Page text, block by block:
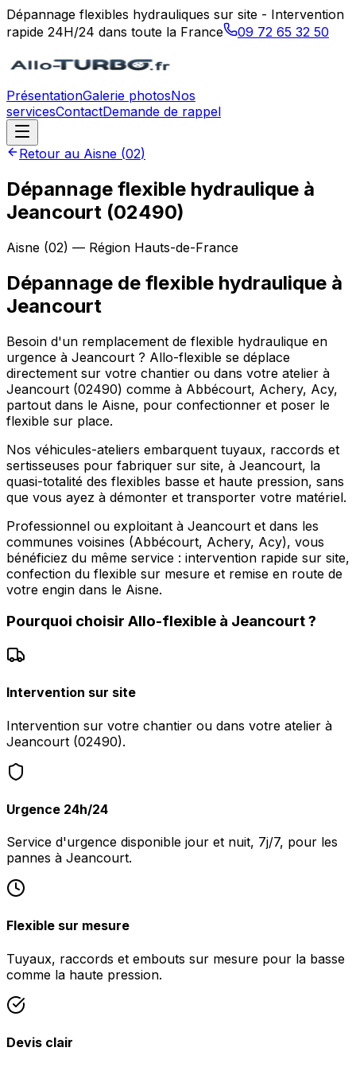
Dépannage flexibles hydrauliques sur site - Intervention
rapide 24H/24 dans toute la France
09 72 65 32 50
PrésentationGalerie photosNos
servicesContactDemande de rappel
Retour au Aisne (02)
Dépannage flexible hydraulique à
Jeancourt (02490)
Aisne (02) — Région Hauts-de-France
Dépannage de flexible hydraulique à
Jeancourt
Besoin d'un remplacement de flexible hydraulique en
urgence à Jeancourt ? Allo-flexible se déplace
directement sur votre chantier ou dans votre atelier à
Jeancourt (02490) comme à Abbécourt, Achery, Acy,
partout dans le Aisne, pour confectionner et poser le
flexible sur place.
Nos véhicules-ateliers embarquent tuyaux, raccords et
sertisseuses pour fabriquer sur site, à Jeancourt, la
quasi-totalité des flexibles basse et haute pression, sans
que vous ayez à démonter et transporter votre matériel.
Professionnel ou exploitant à Jeancourt et dans les
communes voisines (Abbécourt, Achery, Acy), vous
bénéficiez du même service : intervention rapide sur site,
confection du flexible sur mesure et remise en route de
votre engin dans le Aisne.
Pourquoi choisir Allo-flexible à Jeancourt?
Intervention sur site
Intervention sur votre chantier ou dans votre atelier à
Jeancourt (02490).
Urgence 24h/24
Service d'urgence disponible jour et nuit, 7j/7, pour les
pannes à Jeancourt.
Flexible sur mesure
Tuyaux, raccords et embouts sur mesure pour la basse
comme la haute pression.
Devis clair